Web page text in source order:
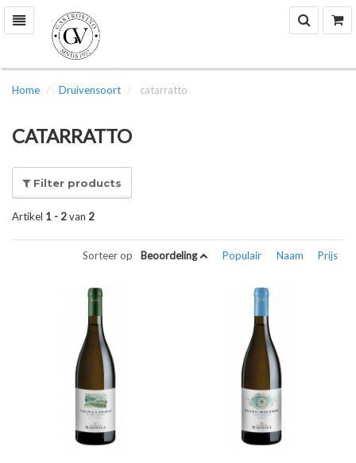
Toggle
navigation
Zoek
Home Druivensoort catarratto
CATARRATTO
Filter products
Artikel 1 - 2van 2
Sorteer op Beoordeling Populair Naam Prijs